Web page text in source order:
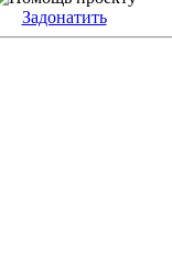
Задонатить